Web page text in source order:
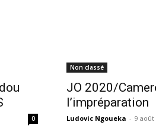
0
Non classé
JO 2020/
l’impréparation
Ludovic Ngoueka - 9 août